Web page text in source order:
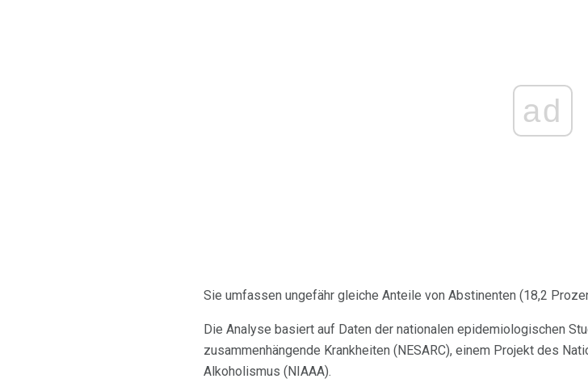
ad
Sie umfassen ungefähr gleiche Anteile von Abstinenten (18,2
Die Analyse basiert auf Daten der nationalen epidemiologischen
zusammenhängende Krankheiten (NESARC), einem Projekt des
Alkoholismus (NIAAA).